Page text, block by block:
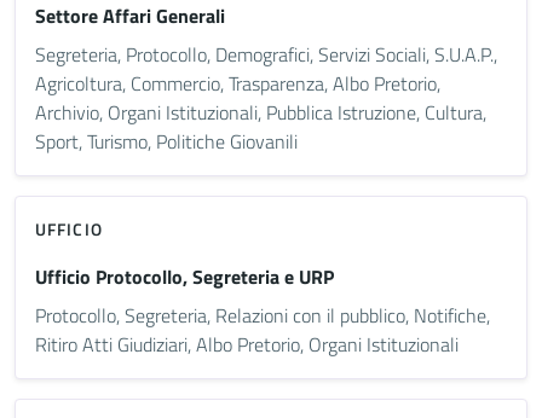
Settore Affari Generali
Segreteria, Protocollo, Demografici, Servizi Sociali, S.U.A.P.,
Agricoltura, Commercio, Trasparenza, Albo Pretorio,
Archivio, Organi Istituzionali, Pubblica Istruzione, Cultura,
Sport, Turismo, Politiche Giovanili
UFFICIO
Ufficio Protocollo, Segreteria e URP
Protocollo, Segreteria, Relazioni con il pubblico, Notifiche,
Ritiro Atti Giudiziari, Albo Pretorio, Organi Istituzionali